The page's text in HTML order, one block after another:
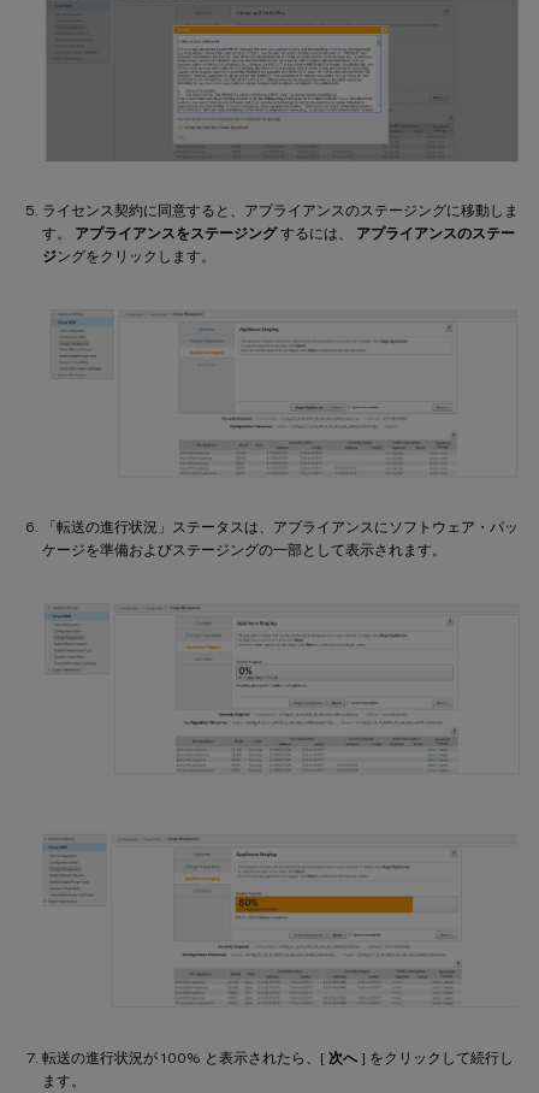
ライセンス契約に同意すると、アプライアンスのステージングに移動しま
す。 アプライアンスをステージングするには、 アプライアンスのステー
ジングをクリックします。
「転送の進行状況」ステータスは、アプライアンスにソフトウェア・パッ
ケージを準備およびステージングの一部として表示されます。
転送の進行状況が 100% と表示されたら、[ 次へ ] をクリックして続行し
ます。